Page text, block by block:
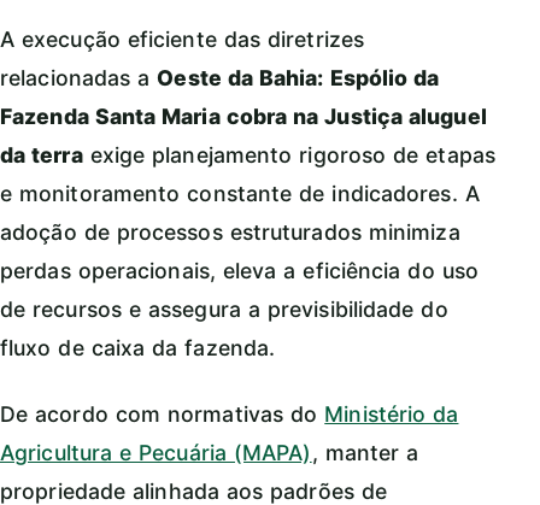
A execução eficiente das diretrizes
relacionadas aOeste da Bahia: Espólio da
Fazenda Santa Maria cobra na Justiça aluguel
da terraexige planejamento rigoroso de etapas
e monitoramento constante de indicadores. A
adoção de processos estruturados minimiza
perdas operacionais, eleva a eficiência do uso
de recursos e assegura a previsibilidade do
fluxo de caixa da fazenda.
De acordo com normativas do Ministério da
Agricultura e Pecuária (MAPA), manter a
propriedade alinhada aos padrões de